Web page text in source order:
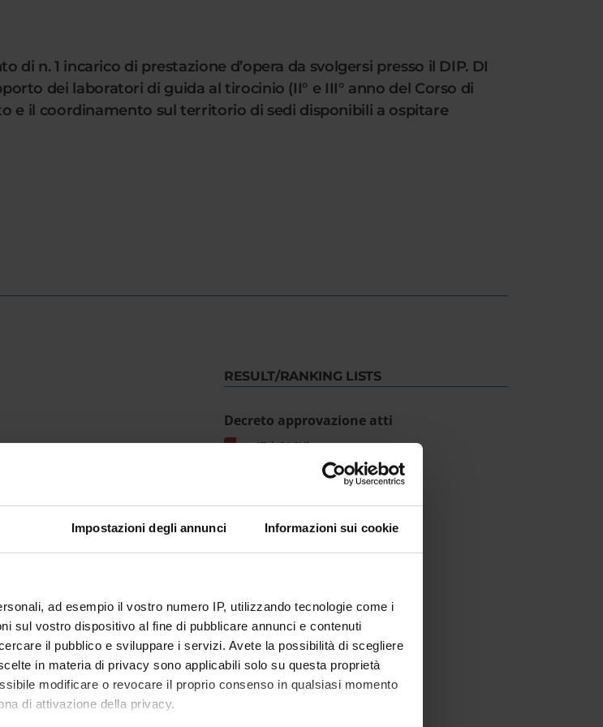
Impostazioni degli annunci Informazioni sui cookie
ad esempio il vostro numero IP, utilizzando tecnologie come i
sul vostro dispositivo al fine di pubblicare annunci e contenuti
il pubblico e sviluppare i servizi. Avete la possibilità di scegliere
in materia di privacy sono applicabili solo su questa proprietà
modificare o revocare il proprio consenso in qualsiasi momento
di attivazione della privacy.
di n. 1 incarico di prestazione d’opera da svolgersi presso il DIP. DI
dei laboratori di guida al tirocinio (II° e III° anno del Corso di
e il coordinamento sul territorio di sedi disponibili a ospitare
RESULT/RANKING LISTS
Decreto approvazione atti
IT | 216Kb